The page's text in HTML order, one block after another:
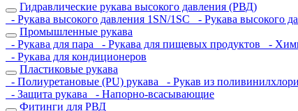
Гидравлические рукава высокого давления (РВД)
- Рукава высокого давления 1SN/1SC
- Рукава высокого
Промышленные рукава
- Рукава для пара
- Рукава для пищевых продуктов
-
- Рукава для кондиционеров
Пластиковые рукава
- Полиуретановые (PU) рукава
- Рукав из
- Защита рукава
- Напорно-всасывающие
Фитинги для РВД